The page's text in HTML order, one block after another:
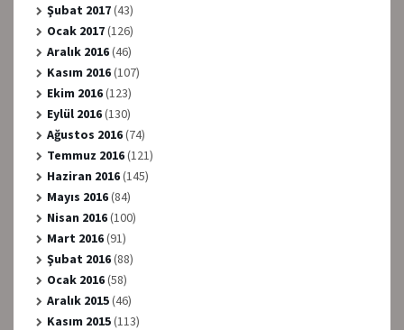
Şubat 2017(43)
Ocak 2017(126)
Aralık 2016(46)
Kasım 2016(107)
Ekim 2016(123)
Eylül 2016(130)
Ağustos 2016(74)
Temmuz 2016(121)
Haziran 2016(145)
Mayıs 2016(84)
Nisan 2016(100)
Mart 2016(91)
Şubat 2016(88)
Ocak 2016(58)
Aralık 2015(46)
Kasım 2015(113)